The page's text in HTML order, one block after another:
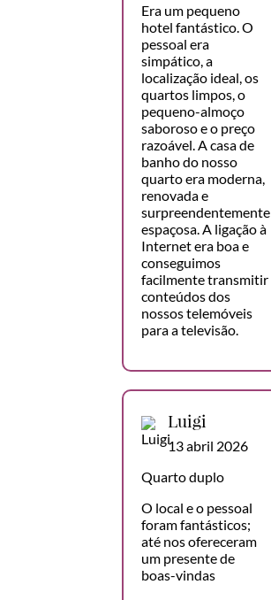
Era um pequeno
hotel fantástico. O
pessoal era
simpático, a
localização ideal, os
quartos limpos, o
pequeno-almoço
saboroso e o preço
razoável. A casa de
banho do nosso
quarto era moderna,
renovada e
surpreendentemente
espaçosa. A ligação à
Internet era boa e
conseguimos
facilmente transmitir
conteúdos dos
nossos telemóveis
para a televisão.
Luigi
13 abril 2026
Quarto duplo
O local e o pessoal
foram fantásticos;
até nos ofereceram
um presente de
boas-vindas